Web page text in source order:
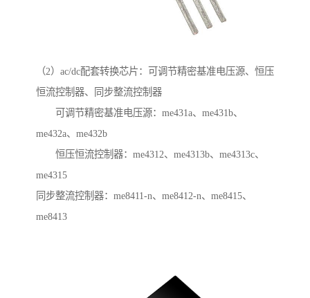
（2）ac/dc配套转换芯片：可调节精密基准电压源、恒压
恒流控制器、同步整流控制器
可调节精密基准电压源：me431a、me431b、
me432a、me432b
恒压恒流控制器：me4312、me4313b、me4313c、
me4315
同步整流控制器：me8411-n、me8412-n、me8415、
me8413